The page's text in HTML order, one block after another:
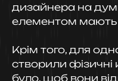
дизайнера на
елементом мають
Крім того, для
створили
було, щоб вони